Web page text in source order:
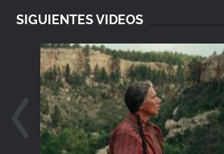
SIGUIENTES VIDEOS